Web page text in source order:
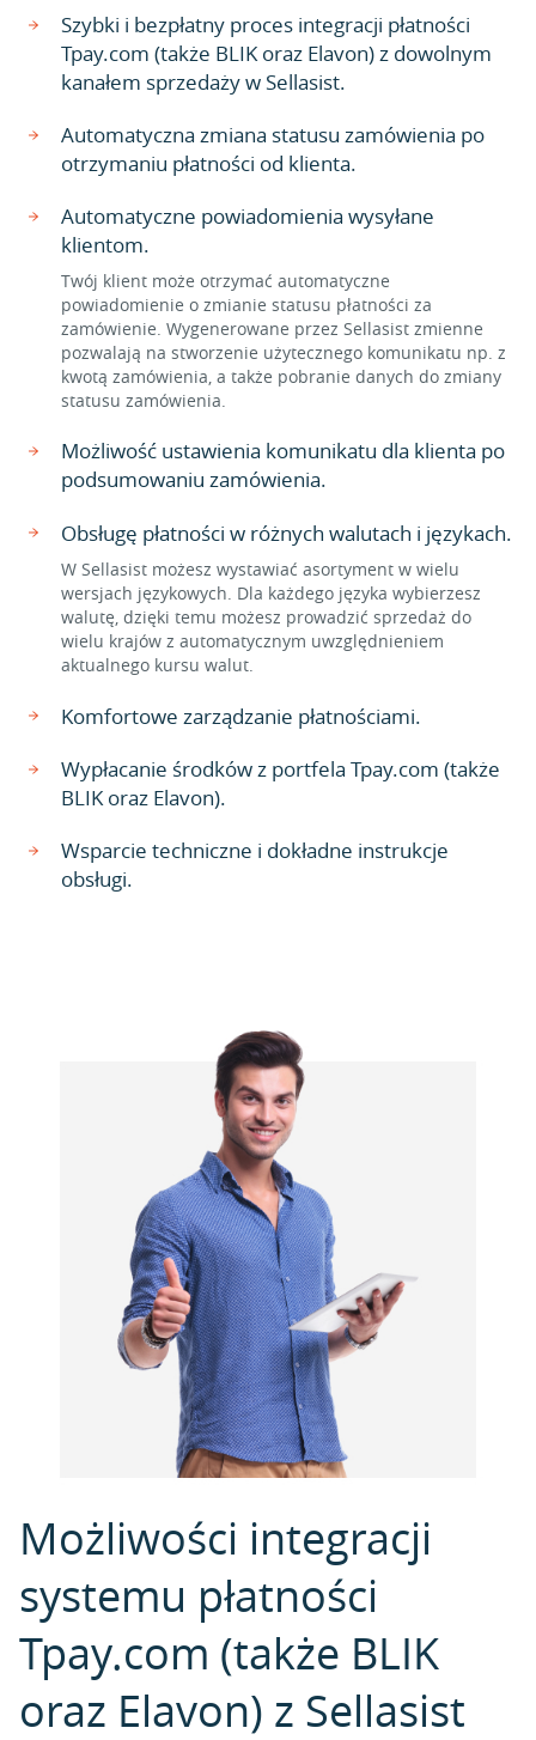
Szybki i bezpłatny proces integracji płatności
Tpay.com (także BLIK oraz Elavon) z dowolnym
kanałem sprzedaży w Sellasist.
Automatyczna zmiana statusu zamówienia po
otrzymaniu płatności od klienta.
Automatyczne powiadomienia wysyłane
klientom.
Twój klient może otrzymać automatyczne
powiadomienie o zmianie statusu płatności za
zamówienie. Wygenerowane przez Sellasist zmienne
pozwalają na stworzenie użytecznego komunikatu np. z
kwotą zamówienia, a także pobranie danych do zmiany
statusu zamówienia.
Możliwość ustawienia komunikatu dla klienta po
podsumowaniu zamówienia.
Obsługę płatności w różnych walutach i językach.
W Sellasist możesz wystawiać asortyment w wielu
wersjach językowych. Dla każdego języka wybierzesz
walutę, dzięki temu możesz prowadzić sprzedaż do
wielu krajów z automatycznym uwzględnieniem
aktualnego kursu walut.
Komfortowe zarządzanie płatnościami.
Wypłacanie środków z portfela Tpay.com (także
BLIK oraz Elavon).
Wsparcie techniczne i dokładne instrukcje
obsługi.
Możliwości integracji
systemu płatności
Tpay.com (także BLIK
oraz Elavon) z Sellasist